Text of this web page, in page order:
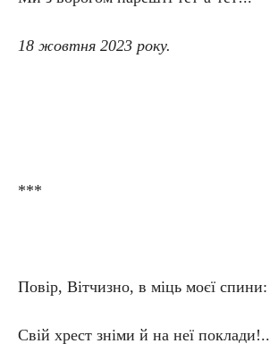
18 жовтня 2023 року.
***
Повір, Вітчизно, в міць моєї спини:
Свій хрест зніми й на неї поклади!..